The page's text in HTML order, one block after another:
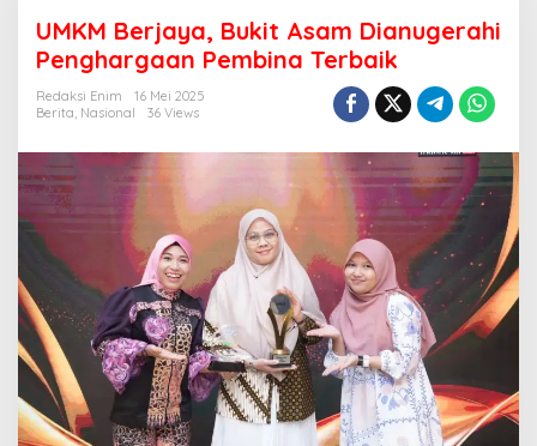
K
M
B
a
,
B
u
i
t
A
s
a
m
UMKM Berjaya, Bukit Asam Dianugerahi
Penghargaan Pembina Terbaik
Redaksi Enim
16 Mei 2025
Berita, Nasional 36 Views